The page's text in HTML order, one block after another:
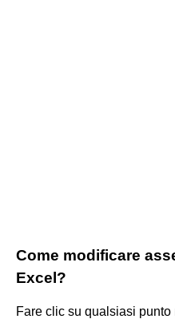
Come modificare
Excel?
Fare clic su qualsiasi